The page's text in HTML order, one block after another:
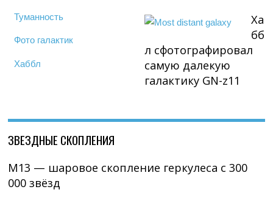
Туманность
Фото галактик
Хаббл
Ха
бб
л сфотографировал
самую далекую
галактику GN-z11
ЗВЕЗДНЫЕ СКОПЛЕНИЯ
М13 — шаровое скопление геркулеса с 300
000 звёзд